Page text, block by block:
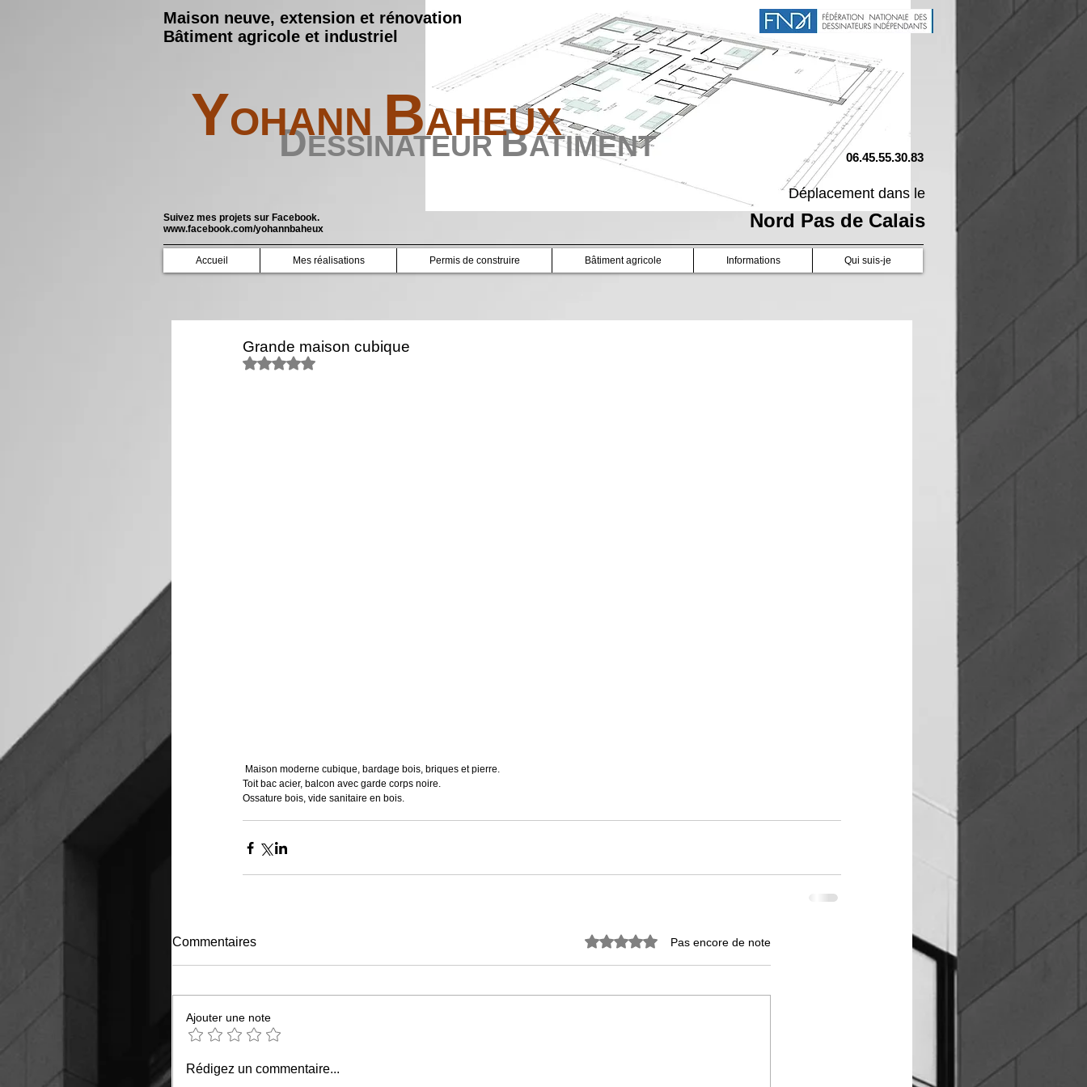
DESSINATEURBATIMENT
YOHANN BAHEUX
Maison neuve, extension et rénovation
Bâtiment agricole et industriel
06.45.55.30.83
Suivez mes projets sur Facebook.
www.facebook.com/yohannbaheux
Déplacement dans le
Nord Pas de Calais
Accueil Mes réalisations Permis de construire Bâtiment agricole Informations Qui suis-je
Grande maison cubique
Noté NaN étoiles sur 5.
Maison moderne cubique, bardage bois, briques et pierre.
Toit bac acier, balcon avec garde corps noire.
Ossature bois, vide sanitaire en bois.
Commentaires Noté 0 étoile sur 5. Pas encore de note
Ajouter une note
Rédigez un commentaire...